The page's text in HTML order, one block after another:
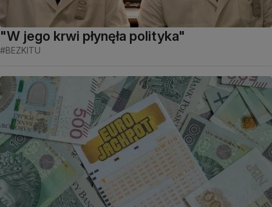
"W jego krwi płynęła polityka"
#BEZKITU